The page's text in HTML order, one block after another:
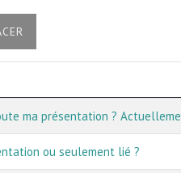
ma présentation ?
ou seulement lié ?